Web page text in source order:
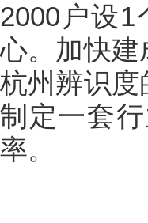
2000户设
心。加快
杭州辨识
制定一套
率。